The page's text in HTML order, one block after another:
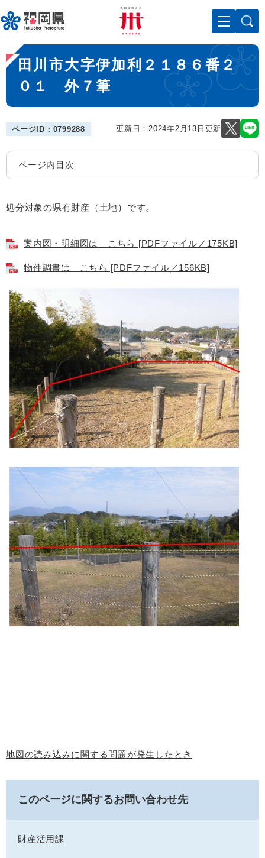
ー
ジ
先
頭
。
メニューを飛ばして本文へ
本
文
田川市大字伊加利２１８６番２
０１ 外７筆
ページID：0799288 更新日：2024年2月13日更新
ページ内目次
処分対象の県有財産（土地）です。
案内図・明細図は こちら [PDFファイル／175KB]
物件調書は こちら [PDFファイル／156KB]
地図の読み込みに関する問題が発生したとき
このページに関するお問い合わせ先
財産活用課